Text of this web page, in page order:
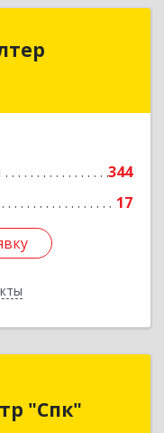
344
17
Бухгалтер
Комсомольск-на-
Подробнее
"Спк""Спк"